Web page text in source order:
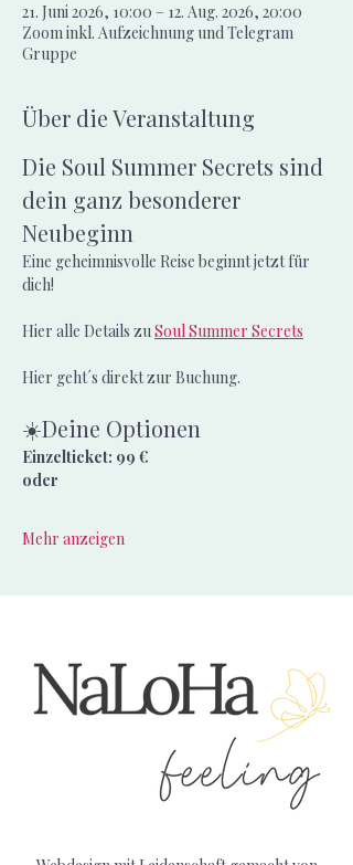
21. Juni 2026, 10:00 – 12. Aug. 2026, 20:00
Zoom inkl. Aufzeichnung und Telegram
Gruppe
Über die Veranstaltung
Die Soul Summer Secrets sind
dein ganz besonderer
Neubeginn
Eine geheimnisvolle Reise beginnt jetzt für
dich!
Hier alle Details zu Soul Summer Secrets
Hier geht´s direkt zur Buchung.
☀️Deine Optionen
Einzelticket: 99 €
oder
Mehr anzeigen